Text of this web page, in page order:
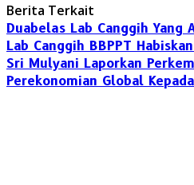
Berita Terkait
Duabelas Lab Canggih Yang
Lab Canggih BBPPT
Sri Mulyani Laporkan
Perekonomian Global